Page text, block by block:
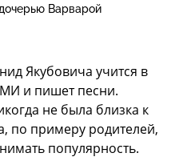
Варварой
Якубовича учится в
и пишет песни.
не была близка к
по примеру родителей,
популярность.